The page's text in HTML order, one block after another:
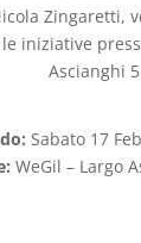
Zingaretti,
iniziative
Ascianghi
Sabato 17
WeGil – Largo